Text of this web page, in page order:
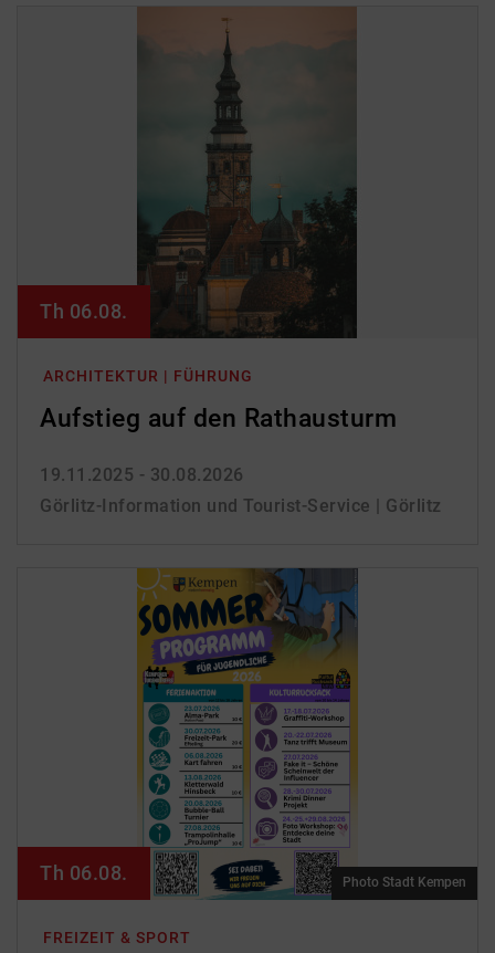
ARCHITEKTUR | FÜHRUNG
Aufstieg auf den Rathausturm
19.11.2025 - 30.08.2026
Görlitz-Information und Tourist-Service | Görlitz
Th 06.08.
FREIZEIT & SPORT
Th 06.08. Photo Stadt Kempen